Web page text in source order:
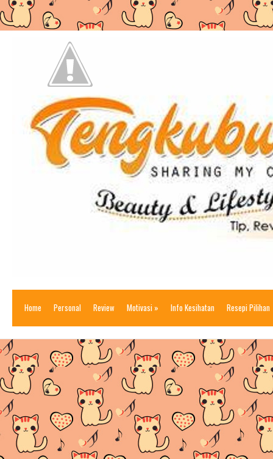
Home Personal Review Motivasi » Info Kesihatan Resepi Pilihan